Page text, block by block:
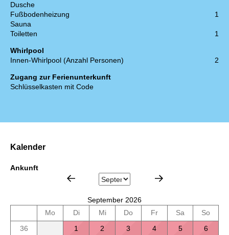
Dusche
Fußbodenheizung
1
Sauna
Toiletten
1
Whirlpool
Innen-Whirlpool (Anzahl Personen)
2
Zugang zur Ferienunterkunft
Schlüsselkasten mit Code
Kalender
Ankunft
September 2026
Mo
Di Mi Do Fr Sa
So
36
1 2 3 4 5
6